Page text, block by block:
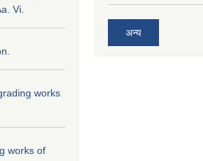
Vi.
works
works of
अन्य